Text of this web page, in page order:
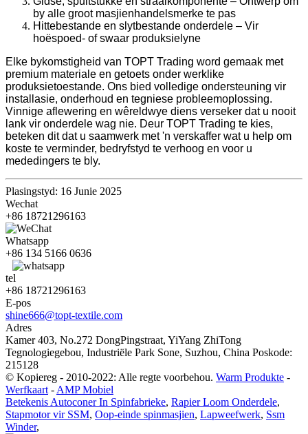
by alle groot masjienhandelsmerke te pas
Hittebestande en slytbestande onderdele – Vir
hoëspoed- of swaar produksielyne
Elke bykomstigheid van TOPT Trading word gemaak met
premium materiale en getoets onder werklike
produksietoestande. Ons bied volledige ondersteuning vir
installasie, onderhoud en tegniese probleemoplossing.
Vinnige aflewering en wêreldwye diens verseker dat u nooit
lank vir onderdele wag nie. Deur TOPT Trading te kies,
beteken dit dat u saamwerk met 'n verskaffer wat u help om
koste te verminder, bedryfstyd te verhoog en voor u
mededingers te bly.
Plasingstyd: 16 Junie 2025
Wechat
+86 18721296163
Whatsapp
+86 134 5166 0636
tel
+86 18721296163
E-pos
shine666@topt-textile.com
Adres
Kamer 403, No.272 DongPingstraat, YiYang ZhiTong
Tegnologiegebou, Industriële Park Sone, Suzhou, China Poskode:
215128
© Kopiereg - 2010-2022: Alle regte voorbehou. Warm Produkte -
Werfkaart - AMP Mobiel
Betekenis Autoconer In Spinfabrieke, Rapier Loom Onderdele,
Stapmotor vir SSM, Oop-einde spinmasjien, Lapweefwerk, Ssm
Winder,